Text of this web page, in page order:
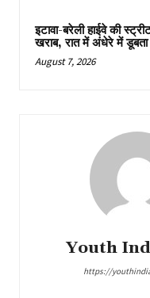
इटावा-बरेली हाईवे की
खराब, रात में अंधेरे में
August 7, 2026
Youth
https://